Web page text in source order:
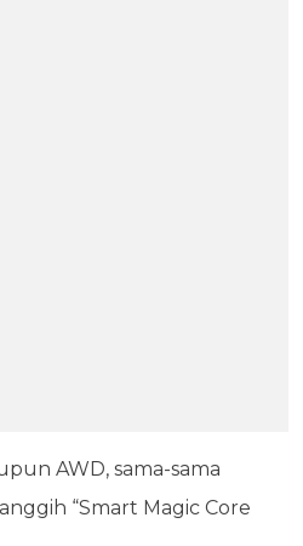
AWD, sama-sama
“Smart Magic Core